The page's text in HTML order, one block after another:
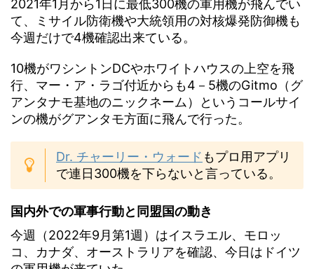
2021年1月から1日に最低300機の軍用機が飛んでい
て、ミサイル防衛機や大統領用の対核爆発防御機も
今週だけで4機確認出来ている。
10機がワシントンDCやホワイトハウスの上空を飛
行、マー・ア・ラゴ付近からも4－5機のGitmo（グ
アンタナモ基地のニックネーム）というコールサイ
ンの機がグアンタモ方面に飛んで行った。
Dr. チャーリー・ウォード もプロ用アプリ
で連日300機を下らないと言っている。
国内外での軍事行動と同盟国の動き
今週（2022年9月第1週）はイスラエル、モロッ
コ、カナダ、オーストラリアを確認、今日はドイツ